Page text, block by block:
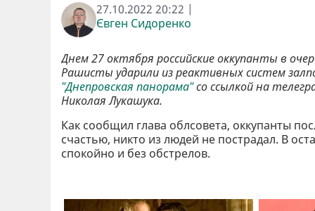
27.10.2022 20:22 |
Євген Сидоренко
Днем 27 октября российские оккупанты в
Рашисты ударили из реактивных систем
"Днепровская панорама"со ссылкой на
Николая Лукашука.
Как сообщил глава облсовета, оккупанты
счастью, никто из людей не пострадал. В
спокойно и без обстрелов.